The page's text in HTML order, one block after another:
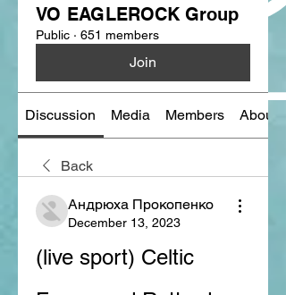
VO EAGLEROCK Group
Public · 651 members
Join
Discussion Media Members About
Back
Андрюха Прокопенко
December 13, 2023
(live sport) Celtic